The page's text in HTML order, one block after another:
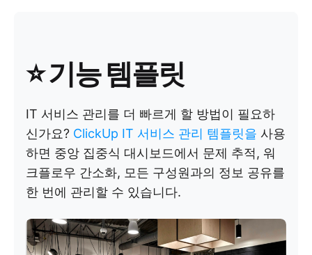
⭐ 기능 템플릿
IT 서비스 관리를 더 빠르게 할 방법이 필요하
신가요? ClickUp IT 서비스 관리 템플릿을 사용
하면 중앙 집중식 대시보드에서 문제 추적, 워
크플로우 간소화, 모든 구성원과의 정보 공유를
한 번에 관리할 수 있습니다.